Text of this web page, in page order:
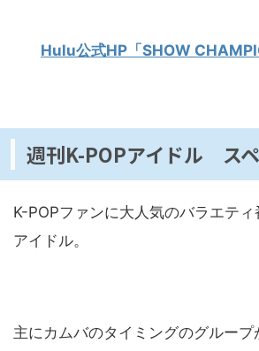
Hulu公式HP「SHOW
週刊K-POPアイドル ス
K-POPファンに大人気のバラエテ
アイドル。
主にカムバのタイミングのグループ